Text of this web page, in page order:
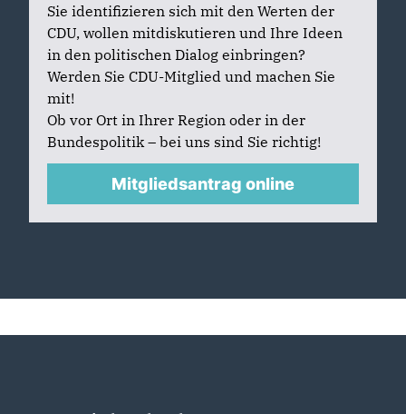
Sie identifizieren sich mit den Werten der
CDU, wollen mitdiskutieren und Ihre Ideen
in den politischen Dialog einbringen?
Werden Sie CDU-Mitglied und machen Sie
mit!
Ob vor Ort in Ihrer Region oder in der
Bundespolitik – bei uns sind Sie richtig!
Mitgliedsantrag online